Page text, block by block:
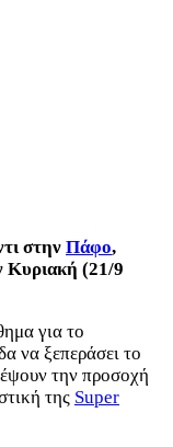
στην Πάφο,
Κυριακή (21/9
για το
να ξεπεράσει το
την προσοχή
της Super